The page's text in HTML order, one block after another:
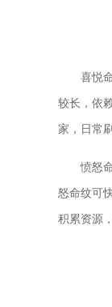
喜悦
较长，依
家，日常
愤怒
怒命纹可
积累资源